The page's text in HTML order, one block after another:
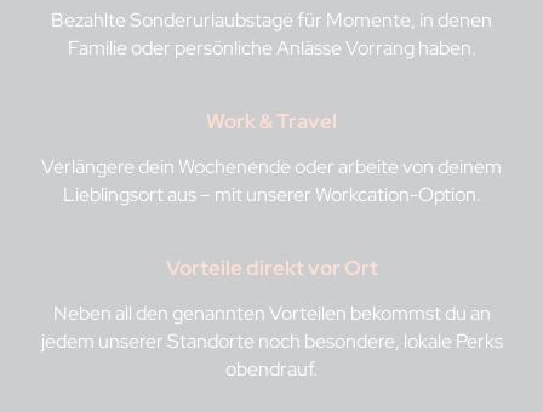
Bezahlte Sonderurlaubstage für Momente, in denen
Familie oder persönliche Anlässe Vorrang haben.
Work & Travel
Verlängere dein Wochenende oder arbeite von deinem
Lieblingsort aus – mit unserer Workcation-Option.
Vorteile direkt vor Ort
Neben all den genannten Vorteilen bekommst du an
jedem unserer Standorte noch besondere, lokale Perks
obendrauf.